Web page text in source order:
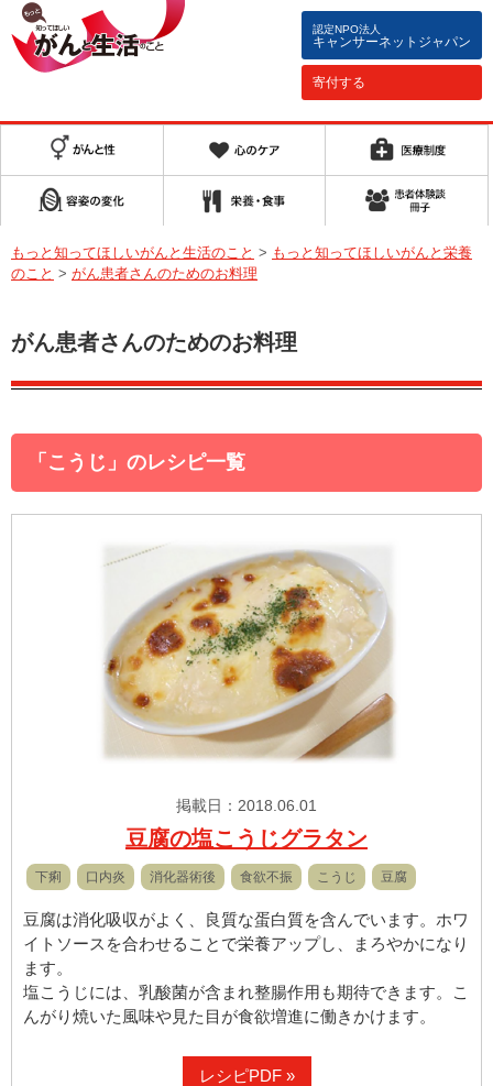
認定NPO法人
キャンサーネットジャパン
寄付する
もっと知ってほしいがんと生活のこと > もっと知ってほしいがんと栄養
のこと > がん患者さんのためのお料理
がん患者さんのためのお料理
「こうじ」のレシピ一覧
掲載日：2018.06.01
豆腐の塩こうじグラタン
下痢 口内炎 消化器術後 食欲不振 こうじ 豆腐
豆腐は消化吸収がよく、良質な蛋白質を含んでいます。ホワ
イトソースを合わせることで栄養アップし、まろやかになり
ます。
塩こうじには、乳酸菌が含まれ整腸作用も期待できます。こ
んがり焼いた風味や見た目が食欲増進に働きかけます。
レシピPDF »